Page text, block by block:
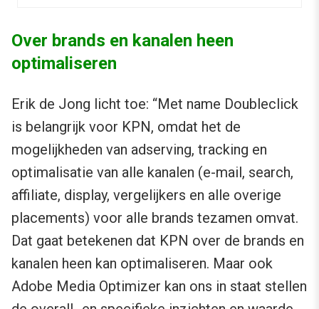
Over brands en kanalen heen
optimaliseren
Erik de Jong licht toe: “Met name Doubleclick
is belangrijk voor KPN, omdat het de
mogelijkheden van adserving, tracking en
optimalisatie van alle kanalen (e-mail, search,
affiliate, display, vergelijkers en alle overige
placements) voor alle brands tezamen omvat.
Dat gaat betekenen dat KPN over de brands en
kanalen heen kan optimaliseren. Maar ook
Adobe Media Optimizer kan ons in staat stellen